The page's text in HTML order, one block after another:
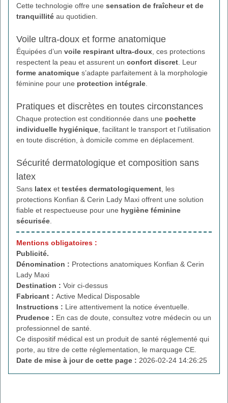
Cette technologie offre une sensation de fraîcheur et de
tranquillité au quotidien.
Voile ultra-doux et forme anatomique
Équipées d’un voile respirant ultra-doux, ces protections
respectent la peau et assurent un confort discret. Leur
forme anatomique s’adapte parfaitement à la morphologie
féminine pour une protection intégrale.
Pratiques et discrètes en toutes circonstances
Chaque protection est conditionnée dans une pochette
individuelle hygiénique, facilitant le transport et l’utilisation
en toute discrétion, à domicile comme en déplacement.
Sécurité dermatologique et composition sans
latex
Sans latex et testées dermatologiquement, les
protections Konfian & Cerin Lady Maxi offrent une solution
fiable et respectueuse pour une hygiène féminine
sécurisée.
Mentions obligatoires :
Publicité.
Dénomination : Protections anatomiques Konfian & Cerin
Lady Maxi
Destination : Voir ci-dessus
Fabricant : Active Medical Disposable
Instructions : Lire attentivement la notice éventuelle.
Prudence : En cas de doute, consultez votre médecin ou un
professionnel de santé.
Ce dispositif médical est un produit de santé réglementé qui
porte, au titre de cette réglementation, le marquage CE.
Date de mise à jour de cette page : 2026-02-24 14:26:25